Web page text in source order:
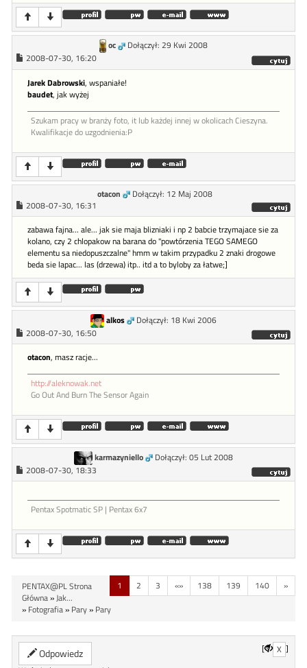
oc
Dołączył: 29 Kwi 2008
2008-07-30, 16:20
Jarek Dabrowski, wspaniałe!
baudet, jak wyżej
Szukam pracy w branży foto, it lub każdej innej w okolicach Cieszyna.
Kwalifikacje do uzgodnienia:P
otacon
Dołączył: 12 Maj 2008
2008-07-30, 16:31
zabawa fajna... ale... jak sie maja blizniaki i np 2 babcie trzymajace sie za
kolano, czy 2 chlopakow na barana do "powtórzenia TEGO SAMEGO
elementu sa niedopuszczalne" hmm w takim przypadku 2 znaki drogowe
beda sie lapac... las (drzewa) itp.. itd a to byloby za łatwe;]
alkos
Dołączył: 18 Kwi 2006
2008-07-30, 16:50
otacon, masz racje...
http://aleknowak.net
Go Out And Burn The Sensor Again
karmazyniello
Dołączył: 05 Lut 2008
2008-07-30, 18:33
Pentax Spotmatic SP | Pentax 6x7
1 2 3 «» 138 139 140 »
PENTAX@PL Strona
Główna» Jak...
» Fotografia» Pary» Pary
Odpowiedz [ X ]